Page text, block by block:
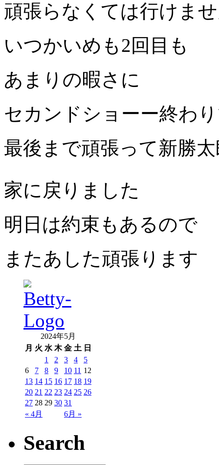
頑張らなくては行けま
いつかいめも2回目も
あまりの暇さに
セカンドショーー終わ
最後まで頑張って新勝
家に戻りました
明日は約束もあるので
またあした頑張ります
2024年5月
月 火 水 木 金 土 日
« 4月 6月 »
1 2 3 4
5
6
7 8 9 10 11 12
13 14 15 16 17 18 19
20 21 22 23 24 25 26
27 28 29 30 31
Search